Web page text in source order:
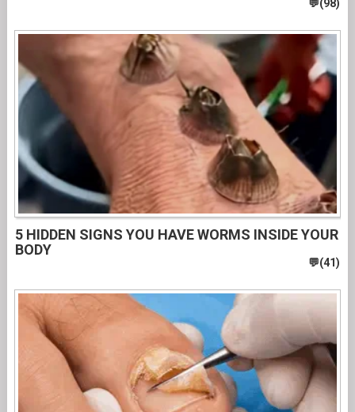
5 HIDDEN SIGNS YOU HAVE WORMS INSIDE YOUR
BODY